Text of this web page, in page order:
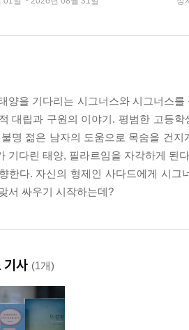
양을 기다리는 시그너스와 시그너스
대립과 구원의 이야기. 평범한 고등
명 젊은 남자의 도움으로 목숨을 건
기다린 태양, 필라르임을 자각하게 된
한다. 자신의 형제인 사다드에게 시
서 싸우기 시작하는데?
기사 (1개)